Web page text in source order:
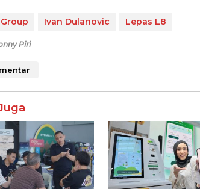
Ivan Dulanovic Lepas L8
Piri